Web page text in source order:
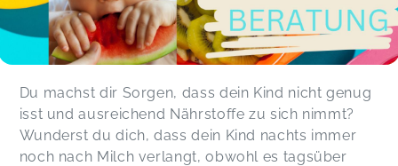
Du machst dir Sorgen, dass dein Kind nicht genug
isst und ausreichend Nährstoffe zu sich nimmt?
Wunderst du dich, dass dein Kind nachts immer
noch nach Milch verlangt, obwohl es tagsüber